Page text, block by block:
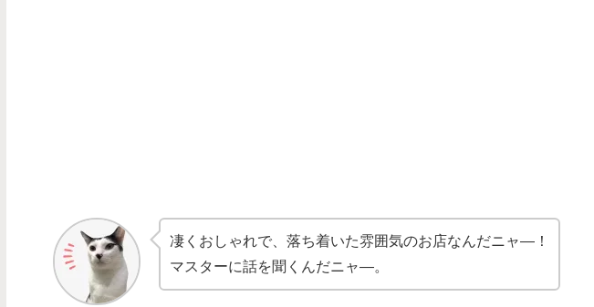
凄くおしゃれで、落ち着いた雰囲気のお店なんだニャ―！
マスターに話を聞くんだニャ―。